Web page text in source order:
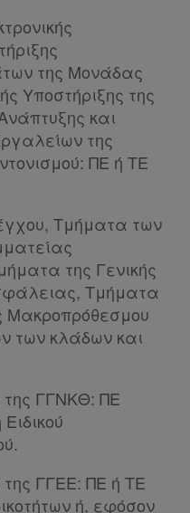
της Μονάδας
Υποστήριξης της
και
της
ΠΕ ή ΤΕ
Τμήματα των
της Γενικής
Τμήματα
Μακροπρόθεσμου
των κλάδων και
ΓΓΝΚΘ: ΠΕ
ΓΓΕΕ: ΠΕ ή ΤΕ
ή, εφόσον